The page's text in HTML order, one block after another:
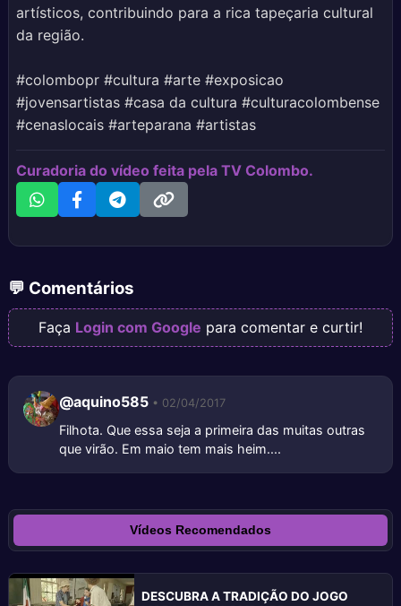
artísticos, contribuindo para a rica tapeçaria cultural
da região.
#colombopr #cultura #arte #exposicao
#jovensartistas #casa da cultura #culturacolombense
#cenaslocais #arteparana #artistas
Curadoria do vídeo feita pela TV Colombo.
💬 Comentários
Faça Login com Google para comentar e curtir!
@aquino585 • 02/04/2017
Filhota. Que essa seja a primeira das muitas outras
que virão. Em maio tem mais heim....
Vídeos Recomendados
DESCUBRA A TRADIÇÃO DO JOGO